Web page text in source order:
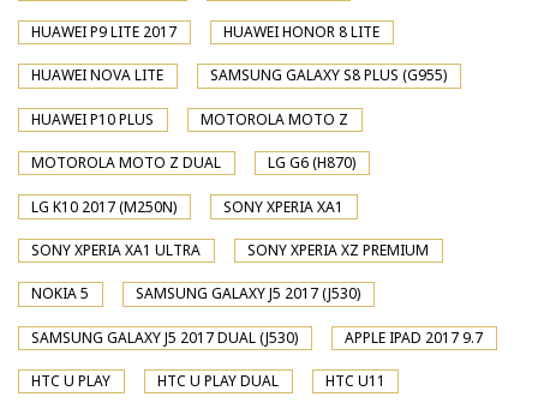
HUAWEI P9 LITE 2017 HUAWEI HONOR 8 LITE
HUAWEI NOVA LITE SAMSUNG GALAXY S8 PLUS (G955)
HUAWEI P10 PLUS MOTOROLA MOTO Z
MOTOROLA MOTO Z DUAL LG G6 (H870)
LG K10 2017 (M250N) SONY XPERIA XA1
SONY XPERIA XA1 ULTRA SONY XPERIA XZ PREMIUM
NOKIA 5 SAMSUNG GALAXY J5 2017 (J530)
SAMSUNG GALAXY J5 2017 DUAL (J530) APPLE IPAD 2017 9.7
HTC U PLAY HTC U PLAY DUAL HTC U11